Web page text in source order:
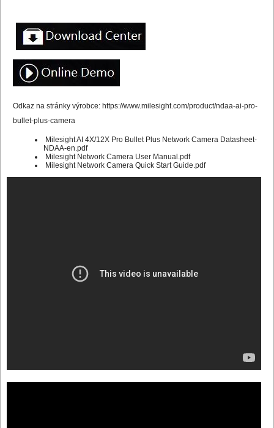
Odkaz na stránky výrobce: https://www.milesight.com/product/ndaa-ai-pro-
bullet-plus-camera
Milesight AI 4X/12X Pro Bullet Plus Network Camera Datasheet-
NDAA-en.pdf
Milesight Network Camera User Manual.pdf
Milesight Network Camera Quick Start Guide.pdf